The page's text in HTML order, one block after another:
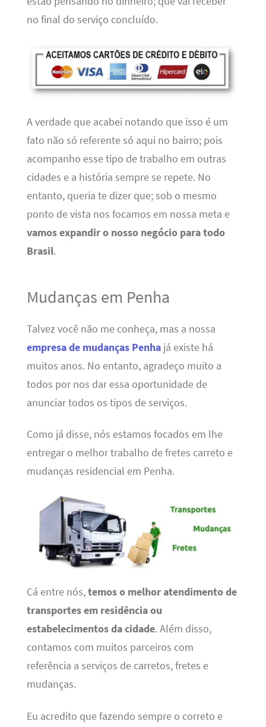
no final do serviço concluído.
A verdade que acabei notando que isso é um
fato não só referente só aqui no bairro; pois
acompanho esse tipo de trabalho em outras
cidades e a história sempre se repete. No
entanto, queria te dizer que; sob o mesmo
ponto de vista nos focamos em nossa meta e
vamos expandir o nosso negócio para todo
Brasil.
Mudanças em Penha
Talvez você não me conheça, mas a nossa
empresa de mudanças Penhajá existe há
muitos anos. No entanto, agradeço muito a
todos por nos dar essa oportunidade de
anunciar todos os tipos de serviços.
Como já disse, nós estamos focados em lhe
entregar o melhor trabalho de fretes carreto e
mudanças residencial em Penha.
Cá entre nós,temos o melhor atendimento de
transportes em residência ou
estabelecimentos da cidade. Além disso,
contamos com muitos parceiros com
referência a serviços de carretos, fretes e
mudanças.
Eu acredito que fazendo sempre o correto e